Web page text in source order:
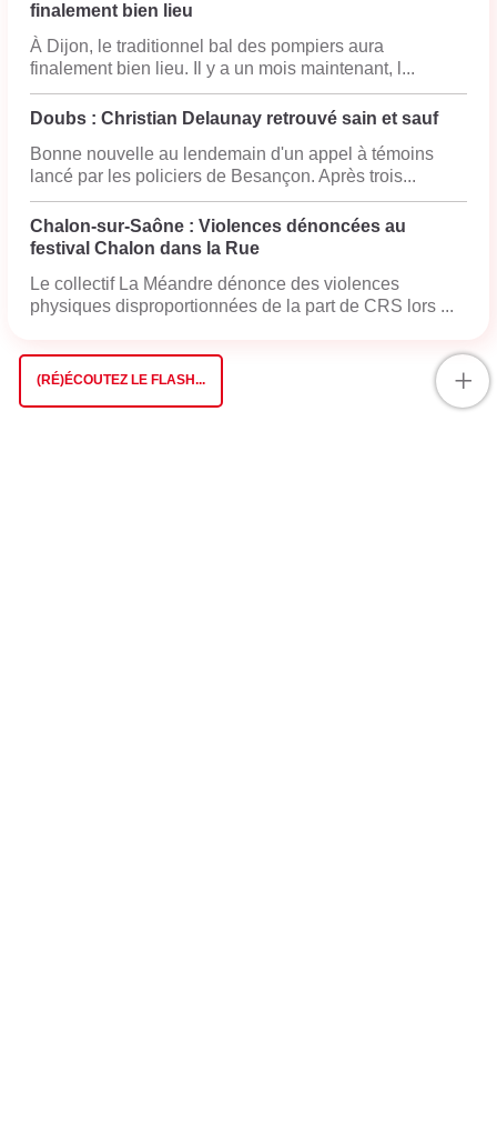
finalement bien lieu
À Dijon, le traditionnel bal des pompiers aura
finalement bien lieu. Il y a un mois maintenant, l...
Doubs : Christian Delaunay retrouvé sain et sauf
Bonne nouvelle au lendemain d'un appel à témoins
lancé par les policiers de Besançon. Après trois...
Chalon-sur-Saône : Violences dénoncées au
festival Chalon dans la Rue
Le collectif La Méandre dénonce des violences
physiques disproportionnées de la part de CRS lors ...
(RÉ)ÉCOUTEZ LE FLASH... +